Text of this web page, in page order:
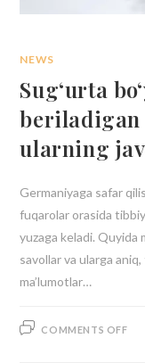
NEWS
Sug‘urta
beriladigan
ularning
Germaniyaga safar
fuqarolar orasida
yuzaga keladi. Quyida
savollar va ularga
ma’lumotlar…
COMMENTS OFF